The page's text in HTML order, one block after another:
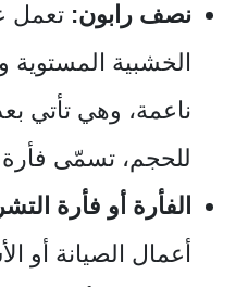
نصف رابون: تعمل
الخشبية المستوية
ناعمة، وهي تأتي
للحجم، تسمّى
الفأرة أو فأرة
أعمال الصيانة أو